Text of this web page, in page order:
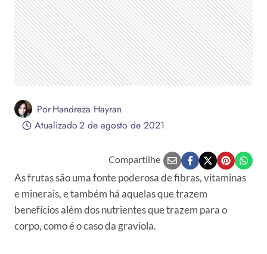
PorHandreza Hayran
Atualizado2 de agosto de 2021
Compartilhe
As frutas são uma fonte poderosa de fibras, vitaminas
e minerais, e também há aquelas que trazem
benefícios além dos nutrientes que trazem para o
corpo, como é o caso da graviola.